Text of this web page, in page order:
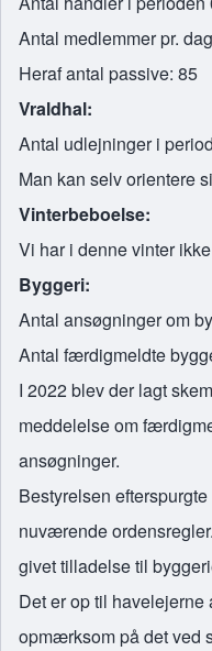
Antal medlemmer pr.
Heraf antal passive: 85
Vraldhal:
Antal udlejninger i
Man kan selv orientere
Vinterbeboelse:
Vi har i denne vinter
Byggeri:
Antal ansøgninger om
Antal færdigmeldte
I 2022 blev der lagt
meddelelse om
ansøgninger.
Bestyrelsen
nuværende
givet tilladelse til
Det er op til
opmærksom på det ved